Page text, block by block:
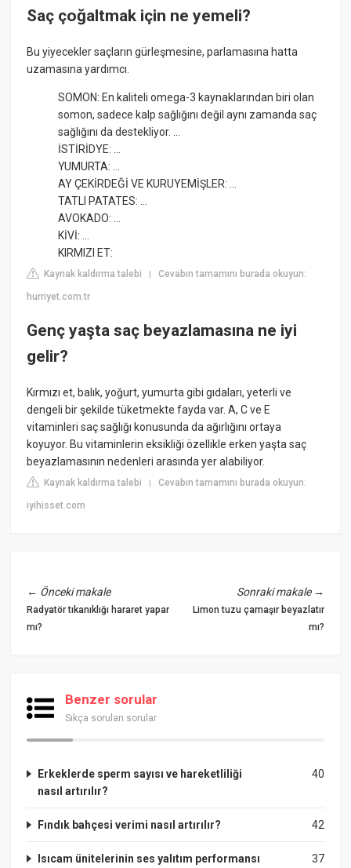
Saç çoğaltmak için ne yemeli?
Bu yiyecekler saçların gürleşmesine, parlamasına hatta
uzamasına yardımcı.
SOMON: En kaliteli omega-3 kaynaklarından biri olan
somon, sadece kalp sağlığını değil aynı zamanda saç
sağlığını da destekliyor. ...
İSTİRİDYE: ...
YUMURTA: ...
AY ÇEKİRDEĞİ VE KURUYEMİŞLER: ...
TATLI PATATES: ...
AVOKADO: ...
KİVİ: ...
KIRMIZI ET:
Kaynak kaldırma talebi |Cevabın tamamını burada okuyun:
hurriyet.com.tr
Genç yaşta saç beyazlamasına ne iyi
gelir?
Kırmızı et, balık, yoğurt, yumurta gibi gıdaları, yeterli ve
dengeli bir şekilde tüketmekte fayda var. A, C ve E
vitaminleri saç sağlığı konusunda da ağırlığını ortaya
koyuyor. Bu vitaminlerin eksikliği özellikle erken yaşta saç
beyazlamasının nedenleri arasında yer alabiliyor.
Kaynak kaldırma talebi |Cevabın tamamını burada okuyun:
iyihisset.com
← Önceki makale
Radyatör tıkanıklığı hararet yapar
mı?
Sonraki makale→
Limon tuzu çamaşır beyazlatır
mı?
Benzer sorular
Sıkça sorulan sorular
40
Erkeklerde sperm sayısı ve hareketliliği
nasıl artırılır?
42
Fındık bahçesi verimi nasıl artırılır?
37
Isıcam ünitelerinin ses yalıtım performansı